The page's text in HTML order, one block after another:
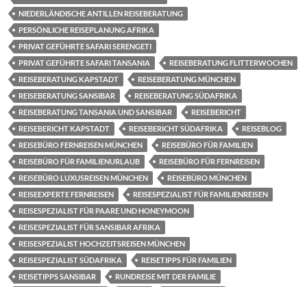
NIEDERLÄNDISCHE ANTILLEN REISEBERATUNG
PERSÖNLICHE REISEPLANUNG AFRIKA
PRIVAT GEFÜHRTE SAFARI SERENGETI
PRIVAT GEFÜHRTE SAFARI TANSANIA
REISEBERATUNG FLITTERWOCHEN
REISEBERATUNG KAPSTADT
REISEBERATUNG MÜNCHEN
REISEBERATUNG SANSIBAR
REISEBERATUNG SÜDAFRIKA
REISEBERATUNG TANSANIA UND SANSIBAR
REISEBERICHT
REISEBERICHT KAPSTADT
REISEBERICHT SÜDAFRIKA
REISEBLOG
REISEBÜRO FERNREISEN MÜNCHEN
REISEBÜRO FÜR FAMILIEN
REISEBÜRO FÜR FAMILIENURLAUB
REISEBÜRO FÜR FERNREISEN
REISEBÜRO LUXUSREISEN MÜNCHEN
REISEBÜRO MÜNCHEN
REISEEXPERTE FERNREISEN
REISESPEZIALIST FÜR FAMILIENREISEN
REISESPEZIALIST FÜR PAARE UND HONEYMOON
REISESPEZIALIST FÜR SANSIBAR AFRIKA
REISESPEZIALIST HOCHZEITSREISEN MÜNCHEN
REISESPEZIALIST SÜDAFRIKA
REISETIPPS FÜR FAMILIEN
REISETIPPS SANSIBAR
RUNDREISE MIT DER FAMILIE